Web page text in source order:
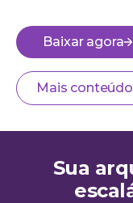
Baixar agora
Mais
Sua